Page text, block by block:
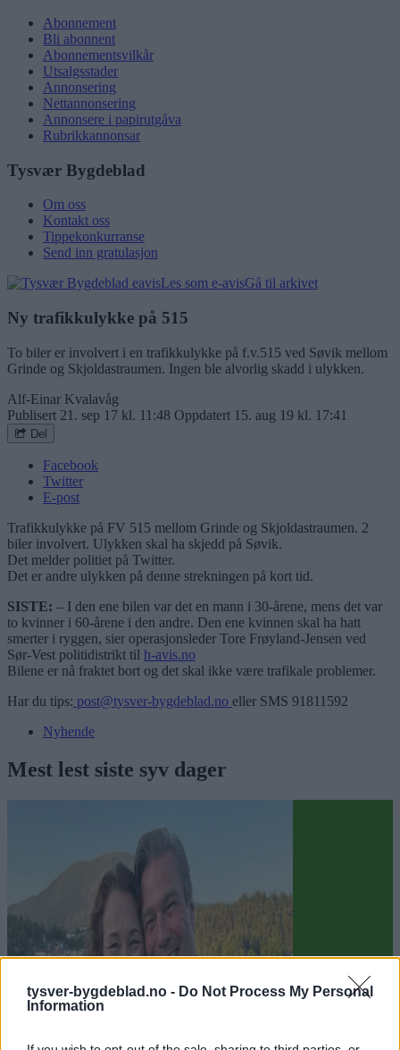
tysver-bygdeblad.no - Do Not Process My Personal
Information
Abonnement
Bli abonnent
Abonnementsvilkår
Utsalgsstader
Annonsering
Nettannonsering
Annonsere i papirutgåva
Rubrikkannonsar
Tysvær Bygdeblad
Om oss
Kontakt oss
Tippekonkurranse
Send inn gratulasjon
Les som e-avisGå til arkivet
Ny trafikkulykke på 515
To biler er involvert i en trafikkulykke på f.v.515 ved Søvik mellom
Grinde og Skjoldastraumen. Ingen ble alvorlig skadd i ulykken.
Alf-Einar Kvalavåg
Publisert 21. sep 17 kl. 11:48 Oppdatert 15. aug 19 kl. 17:41
Del
Facebook
Twitter
E-post
Trafikkulykke på FV 515 mellom Grinde og Skjoldastraumen. 2
biler involvert. Ulykken skal ha skjedd på Søvik.
Det melder politiet på Twitter.
Det er andre ulykken på denne strekningen på kort tid.
SISTE: – I den ene bilen var det en mann i 30-årene, mens det var
to kvinner i 60-årene i den andre. Den ene kvinnen skal ha hatt
smerter i ryggen, sier operasjonsleder Tore Frøyland-Jensen ved
Sør-Vest politidistrikt til h-avis.no
Bilene er nå fraktet bort og det skal ikke være trafikale problemer.
Har du tips: post@tysver-bygdeblad.no eller SMS 91811592
Nyhende
Mest lest siste syv dager